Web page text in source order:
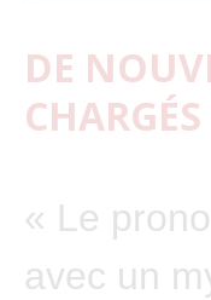
DE
« Le
avec un